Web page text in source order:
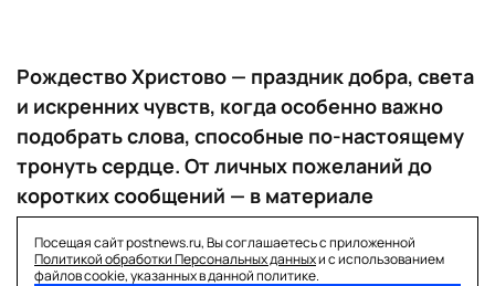
Рождество Христово — праздник добра, света
и искренних чувств, когда особенно важно
подобрать слова, способные по-настоящему
тронуть сердце. От личных пожеланий до
коротких сообщений — в материале
«Постньюс».
Посещая сайт postnews.ru, Вы соглашаетесь с приложенной
Политикой обработки Персональных данныхи с использованием
файлов cookie, указанных в данной политике.